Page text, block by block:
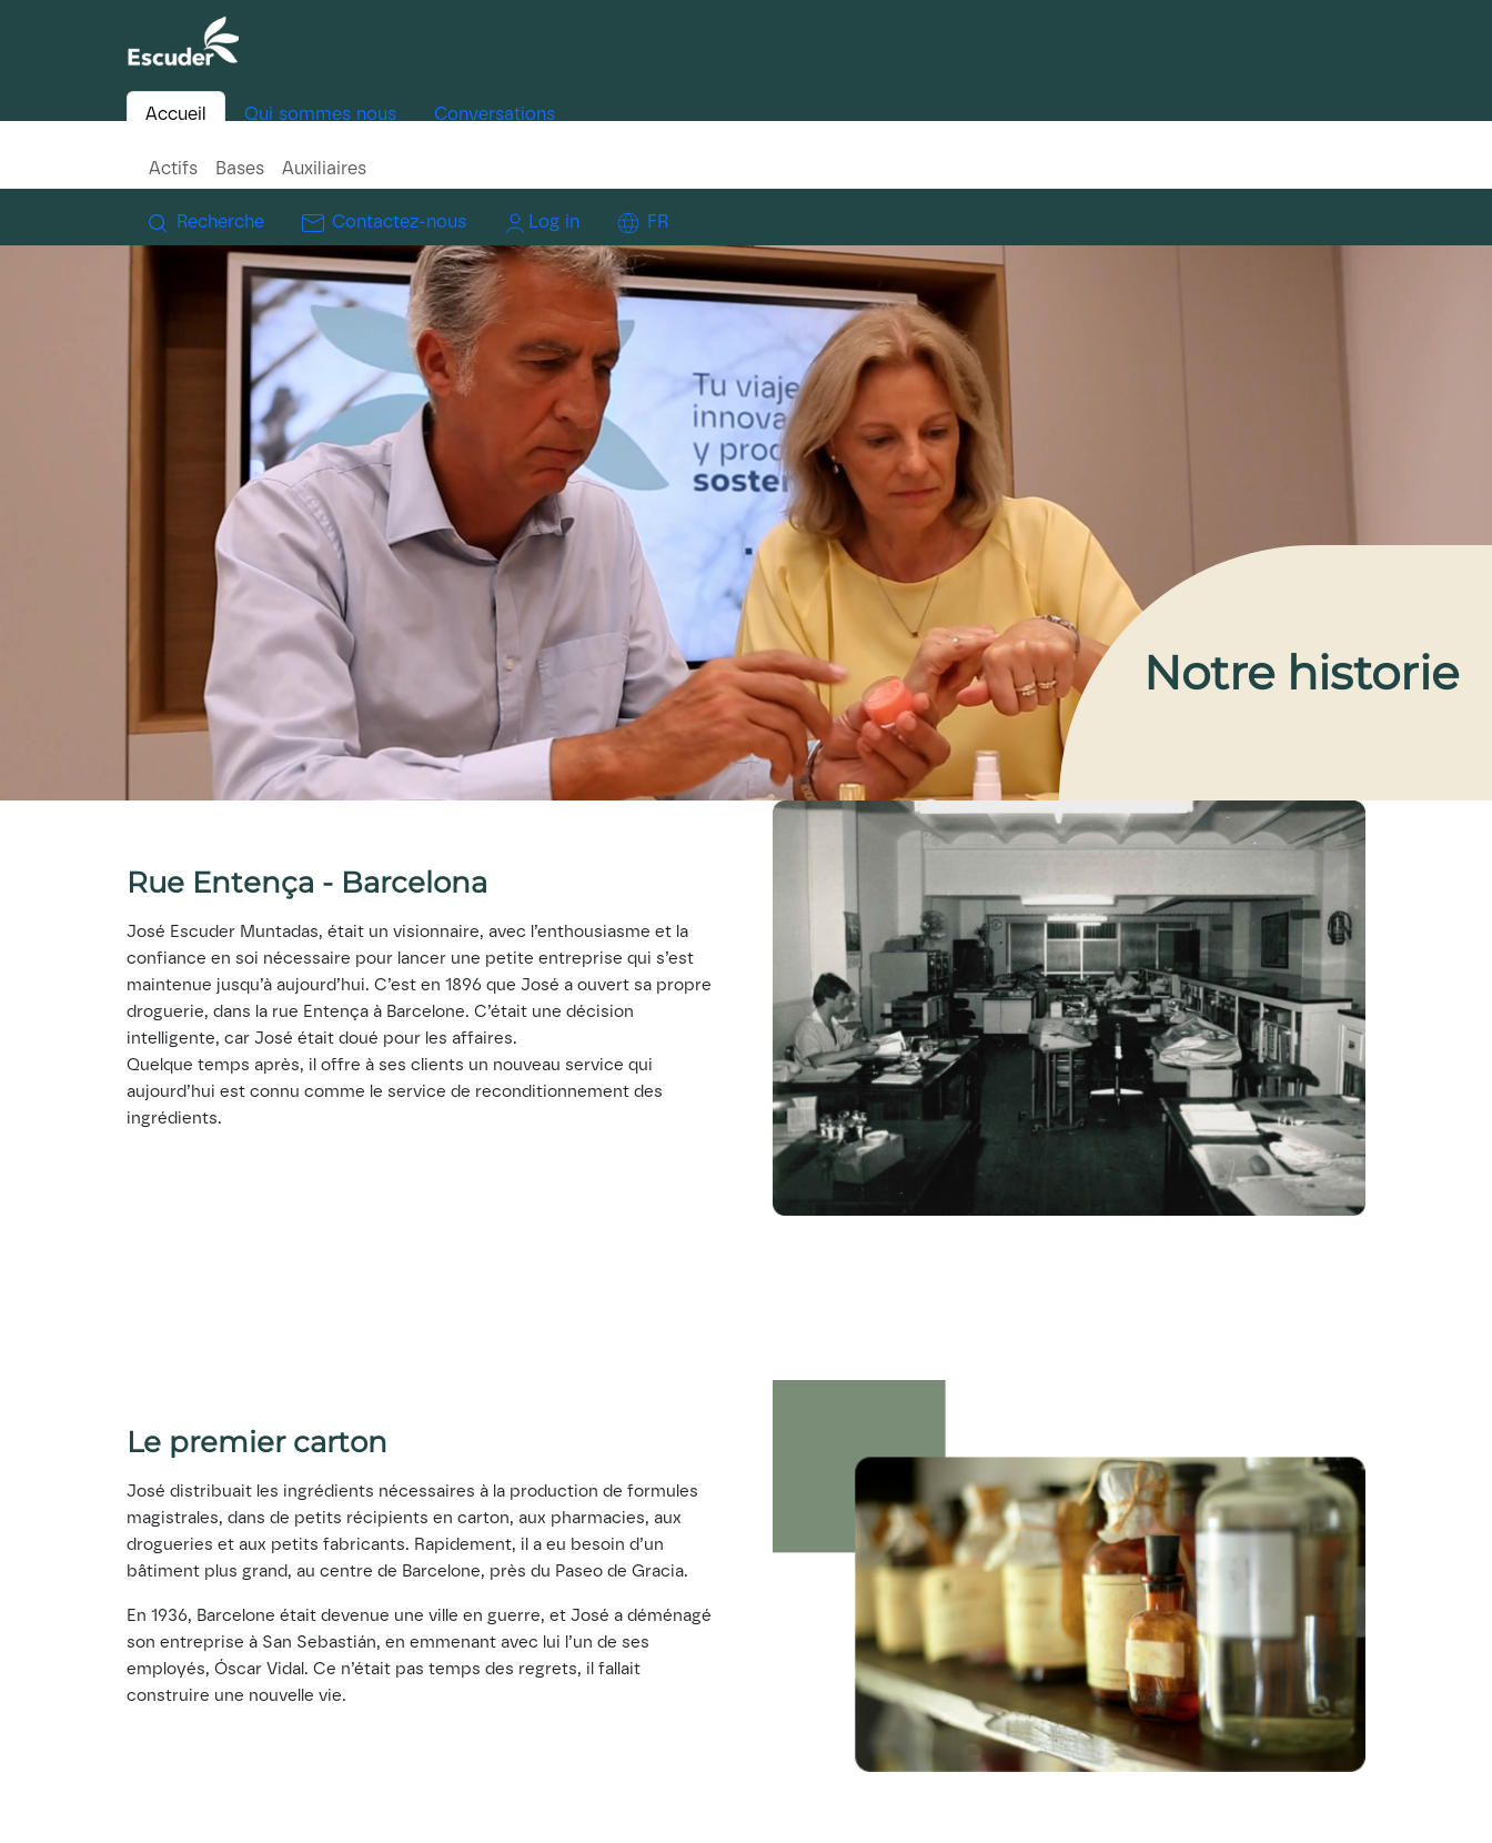
Accueil Qui sommes nous Conversations
Actifs Bases Auxiliaires
Recherche Contactez-nous Log in FR
Notre historie
Rue Entença - Barcelona
José Escuder Muntadas, était un visionnaire, avec l’enthousiasme et la
confiance en soi nécessaire pour lancer une petite entreprise qui s’est
maintenue jusqu’à aujourd’hui. C’est en 1896 que José a ouvert sa propre
droguerie, dans la rue Entença à Barcelone. C’était une décision
intelligente, car José était doué pour les affaires.
Quelque temps après, il offre à ses clients un nouveau service qui
aujourd’hui est connu comme le service de reconditionnement des
ingrédients.
Le premier carton
José distribuait les ingrédients nécessaires à la production de formules
magistrales, dans de petits récipients en carton, aux pharmacies, aux
drogueries et aux petits fabricants. Rapidement, il a eu besoin d’un
bâtiment plus grand, au centre de Barcelone, près du Paseo de Gracia.
En 1936, Barcelone était devenue une ville en guerre, et José a déménagé
son entreprise à San Sebastián, en emmenant avec lui l’un de ses
employés, Óscar Vidal. Ce n’était pas temps des regrets, il fallait
construire une nouvelle vie.